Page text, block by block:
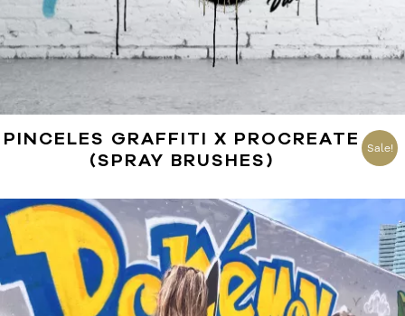
PINCELES GRAFFITI X PROCREATE
(SPRAY BRUSHES)
Sale!